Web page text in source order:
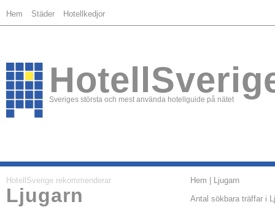
Hem Städer Hotellkedjor
Sveriges största och mest använda hotellguide på nätet
HotellSverige rekommenderar
Ljugarn
Hem | Ljugarn
Antal sökbara träffar i